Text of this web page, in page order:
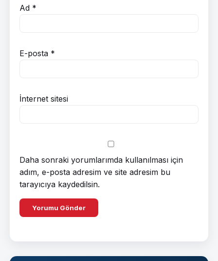
Ad *
E-posta *
İnternet sitesi
Daha sonraki yorumlarımda kullanılması için
adım, e-posta adresim ve site adresim bu
tarayıcıya kaydedilsin.